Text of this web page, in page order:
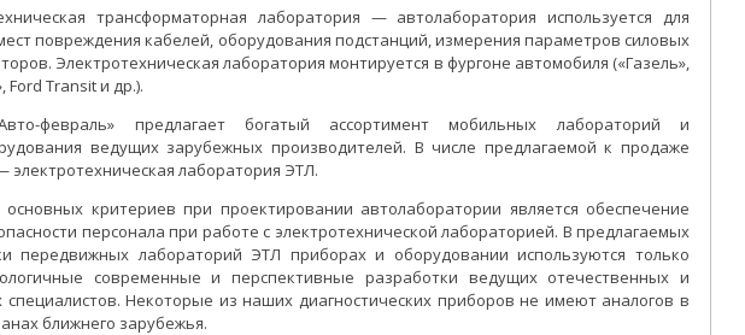
трансформаторная лаборатория — автолаборатория используется для
повреждения кабелей, оборудования подстанций, измерения параметров силовых
Электротехническая лаборатория монтируется в фургоне автомобиля («Газель»,
Ford Transit и др.).
февраль» предлагает богатый ассортимент мобильных лабораторий и
ведущих зарубежных производителей. В числе предлагаемой к продаже
электротехническая лаборатория ЭТЛ.
критериев при проектировании автолаборатории является обеспечение
персонала при работе с электротехнической лабораторией. В предлагаемых
передвижных лабораторий ЭТЛ приборах и оборудовании используются только
современные и перспективные разработки ведущих отечественных и
специалистов. Некоторые из наших диагностических приборов не имеют аналогов в
ближнего зарубежья.